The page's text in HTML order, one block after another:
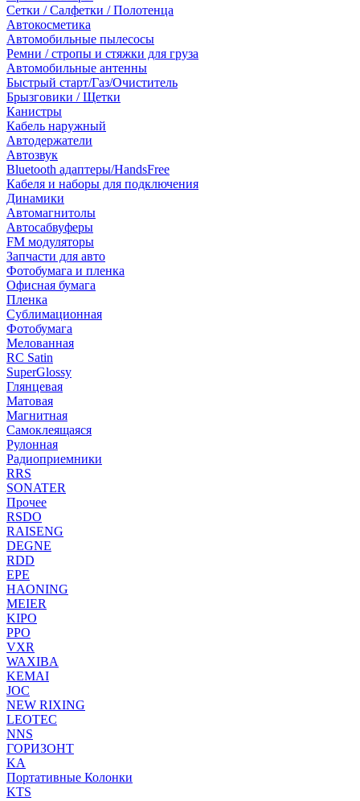
Сетки / Салфетки / Полотенца
Автокосметика
Автомобильные пылесосы
Ремни / стропы и стяжки для груза
Автомобильные антенны
Быстрый старт/Газ/Очиститель
Брызговики / Щетки
Канистры
Кабель наружный
Автодержатели
Автозвук
Bluetooth адаптеры/HandsFree
Кабеля и наборы для подключения
Динамики
Автомагнитолы
Автосабвуферы
FM модуляторы
Запчасти для авто
Фотобумага и пленка
Офисная бумага
Пленка
Сублимационная
Фотобумага
Мелованная
RC Satin
SuperGlossy
Глянцевая
Матовая
Магнитная
Самоклеящаяся
Рулонная
Радиоприемники
RRS
SONATER
Прочее
RSDO
RAISENG
DEGNE
RDD
EPE
HAONING
MEIER
KIPO
PPO
VXR
WAXIBA
KEMAI
JOC
NEW RIXING
LEOTEC
NNS
ГОРИЗОНТ
KA
Портативные Колонки
KTS